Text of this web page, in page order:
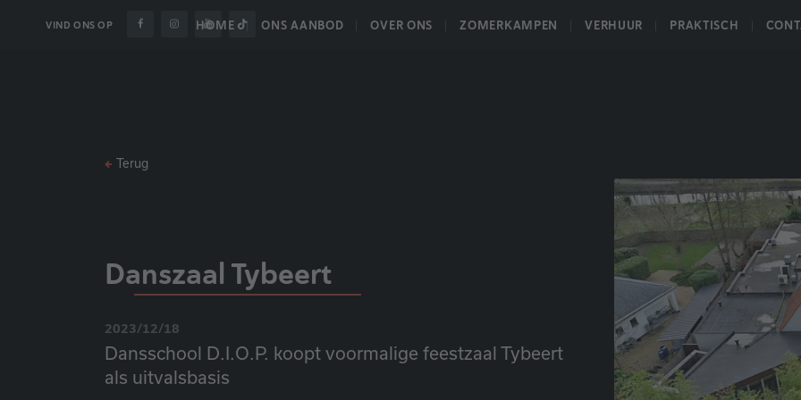
VIND ONS OP HOME ONS AANBOD OVER ONS ZOMERKAMPEN VERHUUR PRAKTISCH
HOME OVER ONS NIEUWS
Danszaal Tybeert
2023/12/18
Dansschool D.I.O.P. koopt voormalige feestzaal Tybeert
als uitvalsbasis
Terug